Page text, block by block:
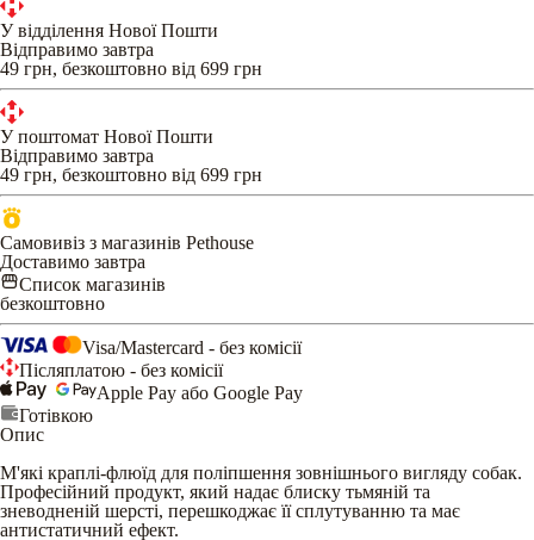
У відділення Нової Пошти
Відправимо завтра
49 грн, безкоштовно від 699 грн
У поштомат Нової Пошти
Відправимо завтра
49 грн, безкоштовно від 699 грн
Самовивіз з магазинів Pethouse
Доставимо завтра
Список магазинів
безкоштовно
Visa/Mastercard - без комісії
Післяплатою - без комісії
Apple Pay або Google Pay
Готівкою
Опис
М'які краплі-флюїд для поліпшення зовнішнього вигляду собак.
Професійний продукт, який надає блиску тьмяній та
зневодненій шерсті, перешкоджає її сплутуванню та має
антистатичний ефект.